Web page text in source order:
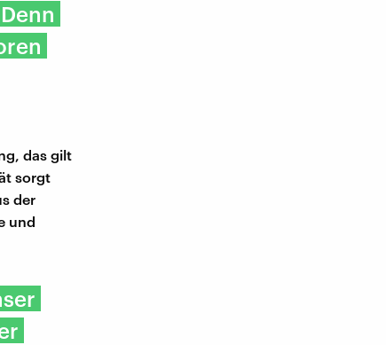
das gilt
sorgt
der
und